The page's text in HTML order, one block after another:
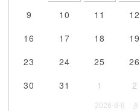
9
10 11 12
16
17 18 19
23
24 25 26
30
31 1 2
2026-8-8 き